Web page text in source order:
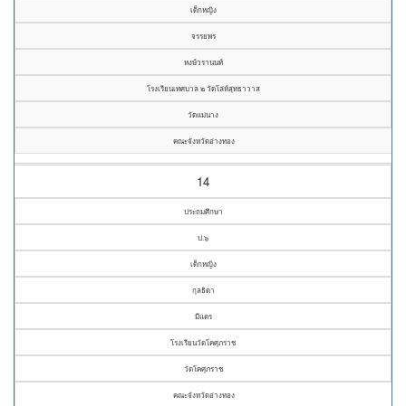
เด็กหญิง
จรรยพร
หงษ์วรานนท์
โรงเรียนเทศบาล ๒ วัดโล่ห์สุทธาวาส
วัดแม่นาง
คณะจังหวัดอ่างทอง
14
ประถมศึกษา
ป.๖
เด็กหญิง
กุลธิดา
มีแตร
โรงเรียนวัดโคศุภราช
วัดโคศุภราช
คณะจังหวัดอ่างทอง